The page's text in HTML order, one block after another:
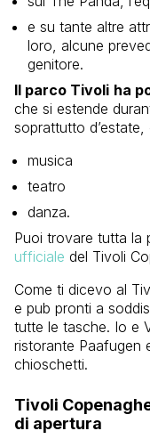
e su tante altre
loro, alcune
genitore.
Il parco Tivoli ha
che si estende
soprattutto d’estate,
musica
teatro
danza.
Puoi trovare tutta la
ufficiale del Tivoli
Come ti dicevo al
e pub pronti a
tutte le tasche. Io e
ristorante Paafugen
chioschetti.
Tivoli
di apertura